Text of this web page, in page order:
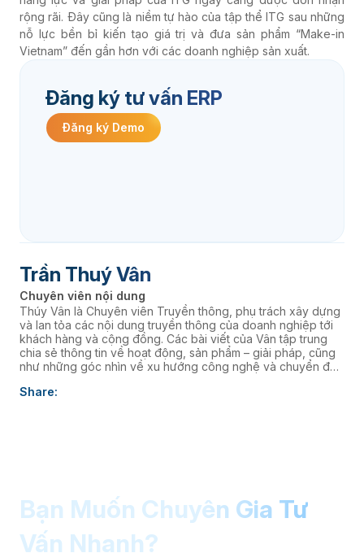
rộng rãi. Đây cũng là niềm tự hào của tập thể ITG sau những
nỗ lực bền bỉ kiến tạo giá trị và đưa sản phẩm “Make-in
Vietnam” đến gần hơn với các doanh nghiệp sản xuất.
Đăng ký tư vấn ERP
Đăng ký Demo
Trần Thuý Vân
Chuyên viên nội dung
Thúy Vân là Chuyên viên Truyền thông, phụ trách xây dựng
và lan tỏa các nội dung truyền thông của doanh nghiệp tới
khách hàng và cộng đồng. Các bài viết của Vân tập trung
chia sẻ thông tin về hoạt động, sản phẩm – giải pháp, cũng
như những góc nhìn về xu hướng công nghệ và chuyển đổi
doanh nghiệp với thị trường.
Share:
Bạn Muốn Chuyên Gia Tư
Vấn Nhanh?